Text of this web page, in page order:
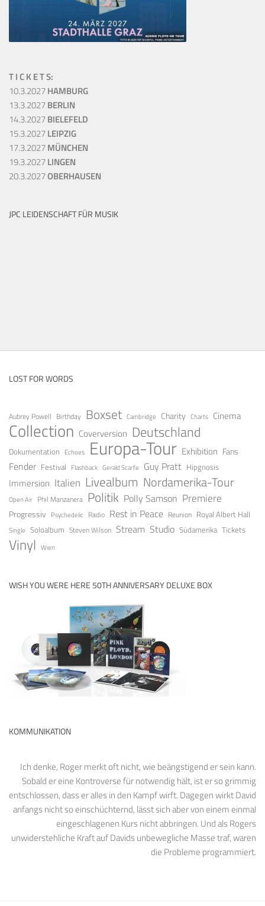
T I C K E T S:
10.3.2027HAMBURG
13.3.2027BERLIN
14.3.2027BIELEFELD
15.3.2027LEIPZIG
17.3.2027MÜNCHEN
19.3.2027LINGEN
20.3.2027OBERHAUSEN
JPC LEIDENSCHAFT FÜR MUSIK
LOST FOR WORDS
Aubrey Powell Birthday Boxset Cambridge Charity Charts Cinema
Collection Coverversion Deutschland
Dokumentation Echoes Europa-Tour Exhibition Fans
Fender Festival Flashback Gerald Scarfe Guy Pratt Hipgnosis
Immersion Italien Livealbum Nordamerika-Tour
Open Air Phil Manzanera Politik Polly Samson Premiere
Progressiv Psychedelic Radio Rest in Peace Reunion Royal Albert Hall
Single Soloalbum Steven Wilson Stream Studio Südamerika Tickets
Vinyl Wien
WISH YOU WERE HERE 50TH ANNIVERSARY DELUXE BOX
KOMMUNIKATION
Ich denke, Roger merkt oft nicht, wie beängstigend er sein kann.
Sobald er eine Kontroverse für notwendig hält, ist er so grimmig
entschlossen, dass er alles in den Kampf wirft. Dagegen wirkt David
anfangs nicht so einschüchternd, lässt sich aber von einem einmal
eingeschlagenen Kurs nicht abbringen. Und als Rogers
unwiderstehliche Kraft auf Davids unbewegliche Masse traf, waren
die Probleme programmiert.